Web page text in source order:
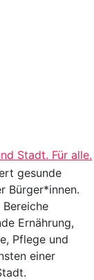
Stadt. Für alle.
gesunde
Bürger*innen.
Ernährung,
Pflege und
einer